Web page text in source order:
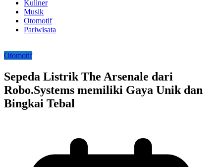
Kuliner
Musik
Otomotif
Pariwisata
Otomotif
Sepeda Listrik The Arsenale dari
Robo.Systems memiliki Gaya Unik dan
Bingkai Tebal